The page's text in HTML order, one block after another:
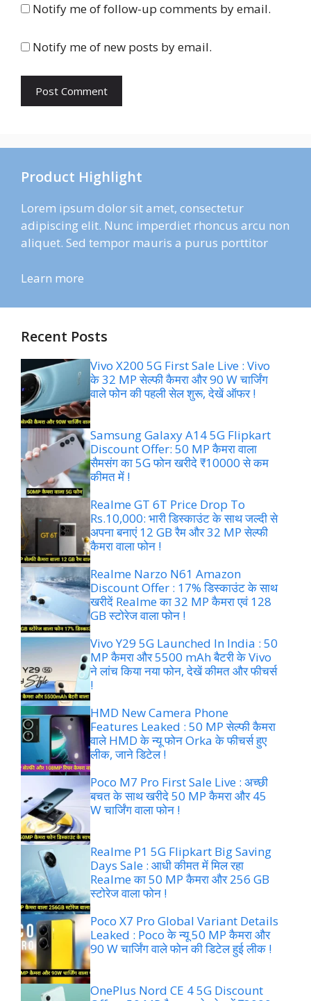
Notify me of follow-up comments by email.
Notify me of new posts by email.
Product Highlight
Lorem ipsum dolor sit amet, consectetur
adipiscing elit. Nunc imperdiet rhoncus arcu non
aliquet. Sed tempor mauris a purus porttitor
Learn more
Recent Posts
Vivo X200 5G First Sale Live : Vivo
के 32 MP सेल्फी कैमरा और 90 W चार्जिंग
वाले फोन की पहली सेल शुरू, देखें ऑफर !
Samsung Galaxy A14 5G Flipkart
Discount Offer: 50 MP कैमरा वाला
सैमसंग का 5G फोन खरीदे ₹10000 से कम
कीमत में !
Realme GT 6T Price Drop To
Rs.10,000: भारी डिस्काउंट के साथ जल्दी से
अपना बनाएं 12 GB रैम और 32 MP सेल्फी
कैमरा वाला फोन !
Realme Narzo N61 Amazon
Discount Offer : 17% डिस्काउंट के साथ
खरीदें Realme का 32 MP कैमरा एवं 128
GB स्टोरेज वाला फोन !
Vivo Y29 5G Launched In India : 50
MP कैमरा और 5500 mAh बैटरी के Vivo
ने लांच किया नया फोन, देखें कीमत और फीचर्स
!
HMD New Camera Phone
Features Leaked : 50 MP सेल्फी कैमरा
वाले HMD के न्यू फोन Orka के फीचर्स हुए
लीक, जाने डिटेल !
Poco M7 Pro First Sale Live : अच्छी
बचत के साथ खरीदे 50 MP कैमरा और 45
W चार्जिंग वाला फोन !
Realme P1 5G Flipkart Big Saving
Days Sale : आधी कीमत में मिल रहा
Realme का 50 MP कैमरा और 256 GB
स्टोरेज वाला फोन !
Poco X7 Pro Global Variant Details
Leaked : Poco के न्यू 50 MP कैमरा और
90 W चार्जिंग वाले फोन की डिटेल हुई लीक !
OnePlus Nord CE 4 5G Discount